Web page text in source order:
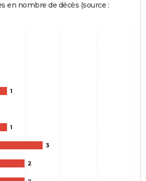
en nombre de décès (source :
1
1
3
2